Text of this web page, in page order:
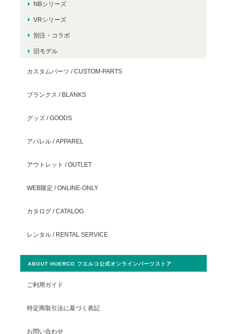
NBシリーズ
VRシリーズ
別注・コラボ
旧モデル
カスタムパーツ / CUSTOM-PARTS
ブランクス / BLANKS
グッズ / GOODS
アパレル / APPAREL
アウトレット / OUTLET
WEB限定 / ONLINE-ONLY
カタログ / CATALOG
レンタル / RENTAL SERVICE
ABOUT HUERCO フエルコ公式オンラインパーツストア
ご利用ガイド
特定商取引法に基づく表記
お問い合わせ